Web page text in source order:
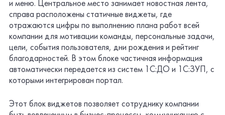
и меню. Центральное место занимает новостная лента,
справа расположены статичные виджеты, где
отражаются цифры по выполнению плана работ всей
компании для мотивации команды, персональные задачи,
цели, события пользователя, дни рождения и рейтинг
благодарностей. В этом блоке частичная информация
автоматически передается из систем 1С:ДО и 1С:ЗУП, с
которыми интегрирован портал.
Этот блок виджетов позволяет сотруднику компании